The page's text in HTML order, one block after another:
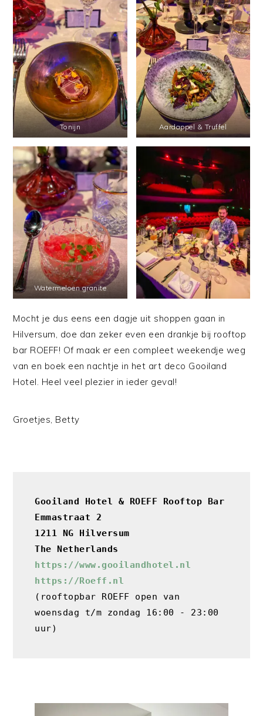
Tonijn Aardappel & Truffel
Watermeloen granite
Mocht je dus eens een dagje uit shoppen gaan in
Hilversum, doe dan zeker even een drankje bij rooftop
bar ROEFF! Of maak er een compleet weekendje weg
van en boek een nachtje in het art deco Gooiland
Hotel. Heel veel plezier in ieder geval!
Groetjes, Betty
Gooiland Hotel & ROEFF Rooftop Bar
Emmastraat 2
1211 NG Hilversum
https://www.gooilandhotel.nl
https://Roeff.nl
(rooftopbar ROEFF open van
woensdag t/m zondag 16:00 - 23:00
uur)